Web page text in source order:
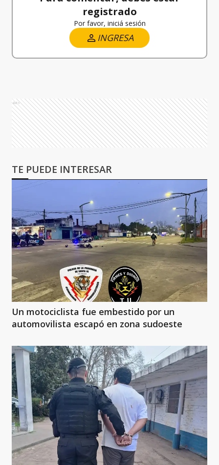
registrado
Por favor, iniciá sesión
INGRESA
Ads
TE PUEDE INTERESAR
Un motociclista fue embestido por un
automovilista escapó en zona sudoeste